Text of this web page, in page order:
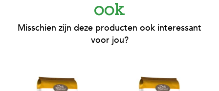
ook
Misschien zijn deze producten ook interessant
voor jou?